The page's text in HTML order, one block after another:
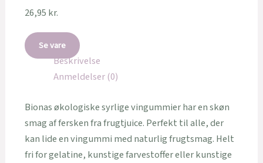
26,95 kr.
Se vare
Beskrivelse
Anmeldelser (0)
Bionas økologiske syrlige vingummier har en skøn
smag af fersken fra frugtjuice. Perfekt til alle, der
kan lide en vingummi med naturlig frugtsmag. Helt
fri for gelatine, kunstige farvestoffer eller kunstige